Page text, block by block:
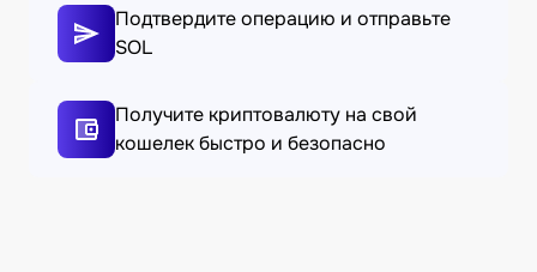
Подтвердите операцию и отправьте
SOL
Получите криптовалюту на свой
кошелек быстро и безопасно